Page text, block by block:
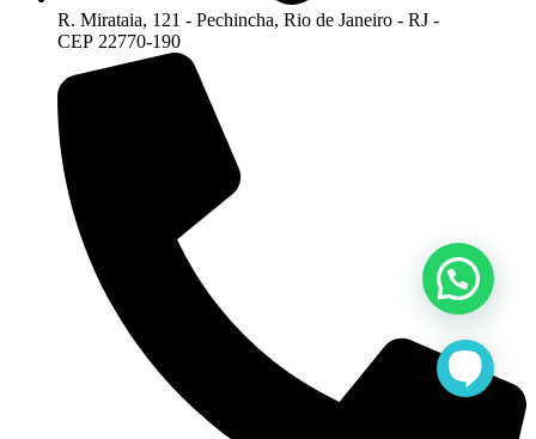
R. Mirataia, 121 - Pechincha, Rio de Janeiro - RJ -
CEP 22770-190